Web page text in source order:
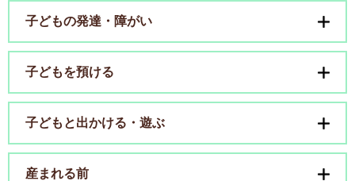
子どもの発達・障がい
子どもを預ける
子どもと出かける・遊ぶ
産まれる前